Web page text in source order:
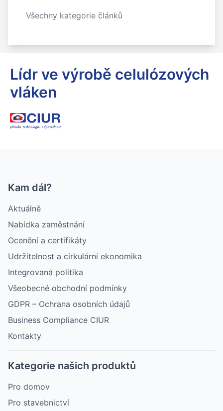
Všechny kategorie článků
Lídr ve výrobě celulózových
vláken
Kam dál?
Aktuálně
Nabídka zaměstnání
Ocenění a certifikáty
Udržitelnost a cirkulární ekonomika
Integrovaná politika
Všeobecné obchodní podmínky
GDPR – Ochrana osobních údajů
Business Compliance CIUR
Kontakty
Kategorie našich produktů
Pro domov
Pro stavebnictví